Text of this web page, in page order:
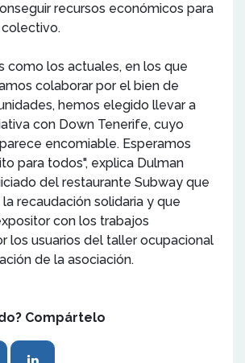
recursos económicos para
como los actuales, en los que
colaborar por el bien de
hemos elegido llevar a
con Down Tenerife, cuyo
encomiable. Esperamos
para todos", explica Dulman
del restaurante Subway que
recaudación solidaria y que
con los trabajos
los usuarios del taller ocupacional
de la asociación.
Compártelo